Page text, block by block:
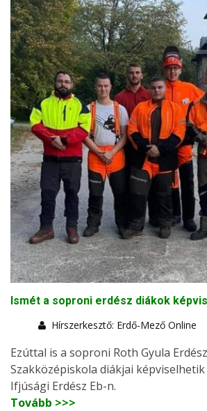
Ismét a soproni erdész diákok
Hírszerkesztő: Erdő-Mező Online
Ezúttal is a soproni Roth Gyula
Szakközépiskola diákjai
Ifjúsági Erdész Eb-n.
Tovább >>>